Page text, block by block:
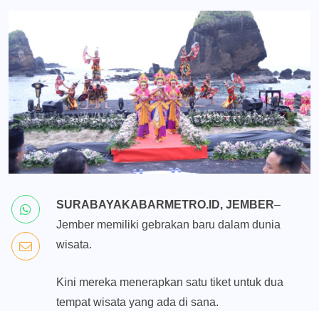
SURABAYAKABARMETRO.ID, JEMBER–
Jember memiliki gebrakan baru dalam dunia
wisata.
Kini mereka menerapkan satu tiket untuk dua
tempat wisata yang ada di sana.